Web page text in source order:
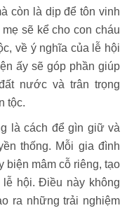
còn là dịp để tôn vinh
sẽ kể cho con cháu
về ý nghĩa của lễ hội
ấy sẽ góp phần giúp
nước và trân trọng
tộc.
là cách để gìn giữ và
thống. Mỗi gia đình
biện mâm cỗ riêng, tạo
hội. Điều này không
ra những trải nghiệm